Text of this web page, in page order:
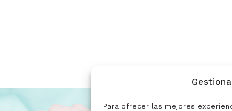
Para ofrecer las mejores